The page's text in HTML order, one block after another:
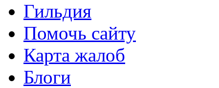
Гильдия
Помочь сайту
Карта жалоб
Блоги